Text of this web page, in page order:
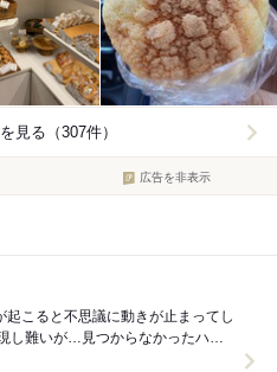
見る（307件）
広告を非表示
こると不思議に動きが止まってし